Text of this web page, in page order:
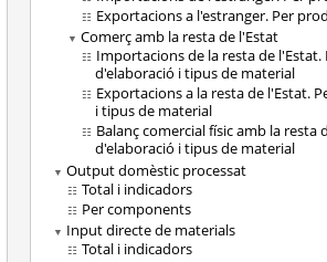
Exportacions a l'estranger. Per
Comerç amb la resta de l'Estat
Importacions de la resta de l'Estat.
d'elaboració i tipus de material
Exportacions a la resta de l'Estat.
i tipus de material
Balanç comercial físic amb la resta
d'elaboració i tipus de material
Output domèstic processat
Total i indicadors
Per components
Input directe de materials
Total i indicadors